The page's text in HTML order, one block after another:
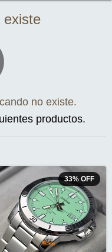
existe
no existe.
productos.
33% OFF